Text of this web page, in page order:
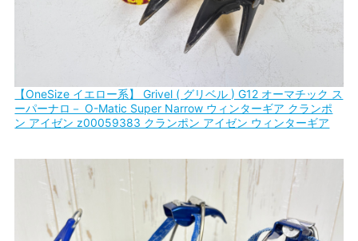
【OneSize イエロー系】 Grivel ( グリベル ) G12 オーマチック ス
ーパーナロ－ O-Matic Super Narrow ウィンターギア クランポ
ン アイゼン z00059383 クランポン アイゼン ウィンターギア